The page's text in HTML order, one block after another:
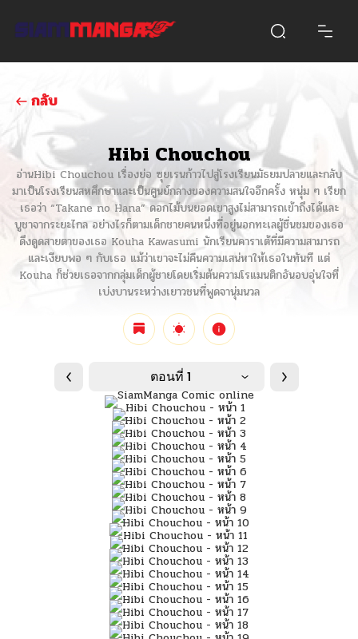
กลับ
Hibi Chouchou
อ่านHibi Chouchou เรื่องย่อ ซุยเรนก้าวไปสู่โรงเรียนมัธยมปลายและกลับ
มาเป็นโรงเรียนสหศึกษาและเป็นศูนย์กลางของความสนใจอีกครั้ง หนุ่ม ๆ เรียก
เธอว่า “Takane no Hana” ดอกไม้บนยอดเขาสูงไม่สามารถเข้าถึงได้และ
บูชาจากระยะไกล อย่างไรก็ตามเด็กชายคนหนึ่งที่อยู่นอกทะเลผู้ชื่นชมของเธอ
ดึงดูดสายตาของเธอ Kouha Kawasumi นักเรียนคาราเต้ที่มีความสามารถ
และเงียบพอ ๆ กับเธอ แม้ว่าเขาจะไม่คืนความเสน่หาให้เธอในทันที แต่
Kouha ก็ช่วยเธอจากกลุ่มเด็กผู้ชายโดยเริ่มต้นความโรแมนติกอันอบอุ่นใจที่
เบ่งบานระหว่างเยาวชนที่พูดจานุ่มนวล
ตอนที่ 1